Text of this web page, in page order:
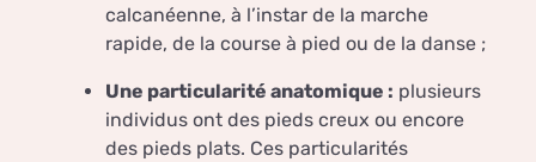
calcanéenne, à l’instar de la marche
rapide, de la course à pied ou de la danse ;
Une particularité anatomique : plusieurs
individus ont des pieds creux ou encore
des pieds plats. Ces particularités